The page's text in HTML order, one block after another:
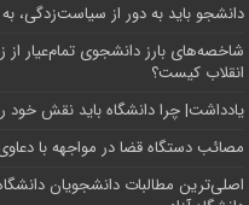
دانشجو باید به دور از سیاست‌زدگی،
شاخصه‌های بارز دانشجوی تمام‌عیار از
انقلاب کیست؟
یادداشت| چرا دانشگاه باید نقش خود را
مصائب دستگاه قضا در مواجهه با
اصلی‌ترین مطالبات دانشجویان